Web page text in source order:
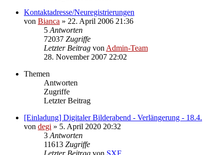
Kontaktadresse/Neuregistrierungen
von Bianca » 22. April 2006 21:36
5 Antworten
72037 Zugriffe
Letzter Beitrag von Admin-Team
28. November 2007 22:02
Themen
Antworten
Zugriffe
Letzter Beitrag
[Einladung] Digitaler Bilderabend - Verlängerung - 18.4.
von degi » 5. April 2020 20:32
3 Antworten
11613 Zugriffe
Letzter Beitrag von SXF